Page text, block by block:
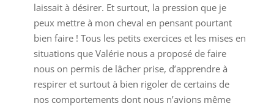
laissait à désirer. Et surtout, la pression que je
peux mettre à mon cheval en pensant pourtant
bien faire ! Tous les petits exercices et les mises en
situations que Valérie nous a proposé de faire
nous on permis de lâcher prise, d’apprendre à
respirer et surtout à bien rigoler de certains de
nos comportements dont nous n’avions même